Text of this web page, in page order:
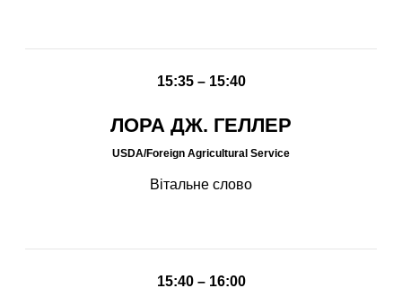
15:35 – 15:40
ЛОРА ДЖ. ГЕЛЛЕР
USDA/Foreign Agricultural Service
Вітальне слово
15:40 – 16:00